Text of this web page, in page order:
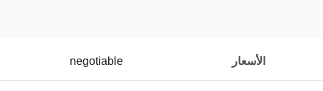
الأسعار negotiable